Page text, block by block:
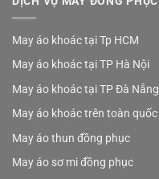
May áo khoác tại Tp HCM
May áo khoác tại TP Hà Nội
May áo khoác tại TP Đà Nẵng
May áo khoác trên toàn quốc
May áo thun đồng phục
May áo sơ mi đồng phục